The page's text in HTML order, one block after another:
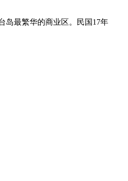
岛最繁华的商业区。民国17年